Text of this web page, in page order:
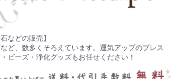
などの販売】
ど、数多くそろえています。運気アップのブレス
ビーズ・浄化グッズもお任せください！